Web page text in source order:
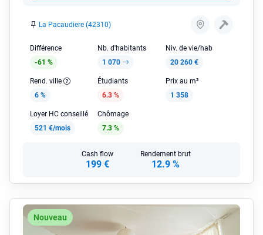
La Pacaudiere (42310)
Différence
-61 %
Nb. d'habitants
1 070
Niv. de vie/hab
20 260 €
Rend. ville
6 %
Étudiants
6.3 %
Prix au m²
1 358
Loyer HC conseillé
521 €/mois
Chômage
7.3 %
Cash flow
199 €
Rendement brut
12.9 %
Nouveau